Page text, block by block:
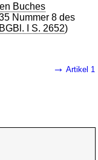
Buches
Nummer 8 des
I S. 2652)
→ Artikel 1